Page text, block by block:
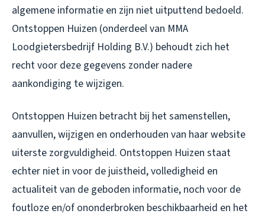
algemene informatie en zijn niet uitputtend bedoeld.
Ontstoppen Huizen (onderdeel van MMA
Loodgietersbedrijf Holding B.V.) behoudt zich het
recht voor deze gegevens zonder nadere
aankondiging te wijzigen.
Ontstoppen Huizen betracht bij het samenstellen,
aanvullen, wijzigen en onderhouden van haar website
uiterste zorgvuldigheid. Ontstoppen Huizen staat
echter niet in voor de juistheid, volledigheid en
actualiteit van de geboden informatie, noch voor de
foutloze en/of ononderbroken beschikbaarheid en het